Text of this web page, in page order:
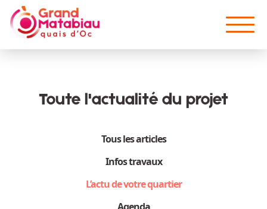
Aller au contenu principal
Toute l'actualité du projet
Tous les articles
Infos travaux
L’actu de votre quartier